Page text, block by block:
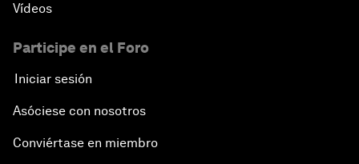
Vídeos
Participe en el Foro
Iniciar sesión
Asóciese con nosotros
Conviértase en miembro